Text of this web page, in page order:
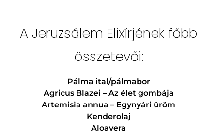
A Jeruzsálem Elixírjének főbb
összetevői:
Pálma ital/pálmabor
Agricus Blazei – Az élet gombája
Artemisia annua – Egynyári üröm
Kenderolaj
Aloavera